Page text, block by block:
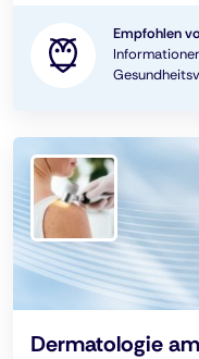
Empfohlen
Dermatologie